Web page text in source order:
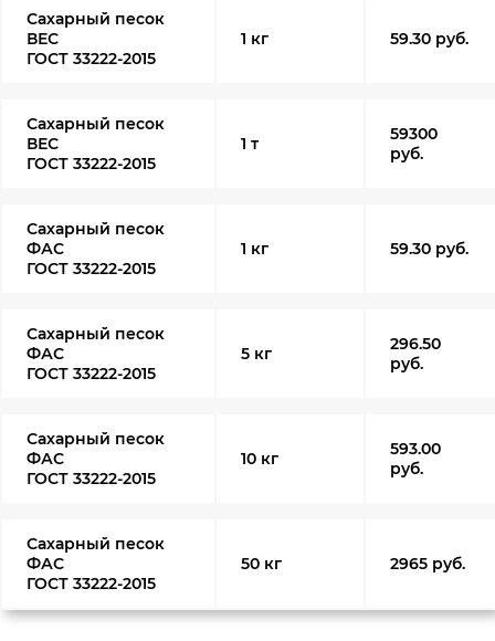
Сахарный песок
ВЕС
ГОСТ 33222-2015
1 кг 59.30 руб.
Сахарный песок
ВЕС
ГОСТ 33222-2015
1 т
59300
руб.
Сахарный песок
ФАС
ГОСТ 33222-2015
1 кг 59.30 руб.
Сахарный песок
ФАС
ГОСТ 33222-2015
5 кг
296.50
руб.
Сахарный песок
ФАС
ГОСТ 33222-2015
10 кг
593.00
руб.
Сахарный песок
ФАС
ГОСТ 33222-2015
50 кг 2965 руб.